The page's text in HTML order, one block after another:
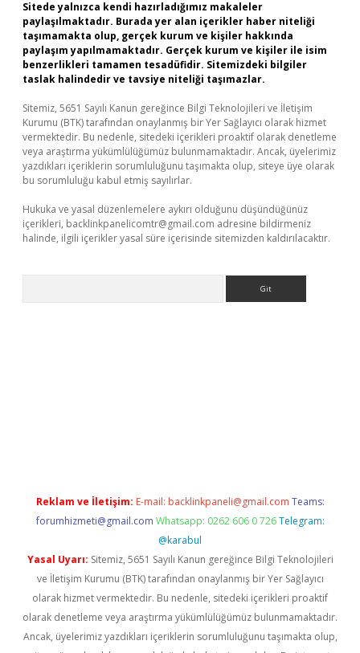
Sitede yalnızca kendi hazırladığımız makaleler
paylaşılmaktadır. Burada yer alan içerikler haber niteliği
taşımamakta olup, gerçek kurum ve kişiler hakkında
paylaşım yapılmamaktadır. Gerçek kurum ve kişiler ile isim
benzerlikleri tamamen tesadüfidir. Sitemizdeki bilgiler
taslak halindedir ve tavsiye niteliği taşımazlar.
Sitemiz, 5651 Sayılı Kanun gereğince Bilgi Teknolojileri ve İletişim
Kurumu (BTK) tarafından onaylanmış bir Yer Sağlayıcı olarak hizmet
vermektedir. Bu nedenle, sitedeki içerikleri proaktif olarak denetleme
veya araştırma yükümlülüğümüz bulunmamaktadır. Ancak, üyelerimiz
yazdıkları içeriklerin sorumluluğunu taşımakta olup, siteye üye olarak
bu sorumluluğu kabul etmiş sayılırlar.
Hukuka ve yasal düzenlemelere aykırı olduğunu düşündüğünüz
içerikleri, backlinkpanelicomtr@gmail.com adresine bildirmeniz
halinde, ilgili içerikler yasal süre içerisinde sitemizden kaldırılacaktır.
Reklam ve İletişim: E-mail: backlinkpaneli@gmail.com Teams:
forumhizmeti@gmail.com Whatsapp: 0262 606 0 726 Telegram:
@karabul
Yasal Uyarı: Sitemiz, 5651 Sayılı Kanun gereğince Bilgi Teknolojileri
ve İletişim Kurumu (BTK) tarafından onaylanmış bir Yer Sağlayıcı
olarak hizmet vermektedir. Bu nedenle, sitedeki içerikleri proaktif
olarak denetleme veya araştırma yükümlülüğümüz bulunmamaktadır.
Ancak, üyelerimiz yazdıkları içeriklerin sorumluluğunu taşımakta olup,